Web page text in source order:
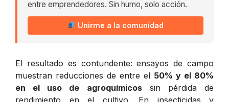
entre emprendedores. Sin humo, solo acción.
Unirme a la comunidad
El resultado es contundente: ensayos de campo
muestran reducciones de entre el 50% y el 80%
en el uso de agroquímicossin pérdida de
rendimiento en el cultivo. En insecticidas y